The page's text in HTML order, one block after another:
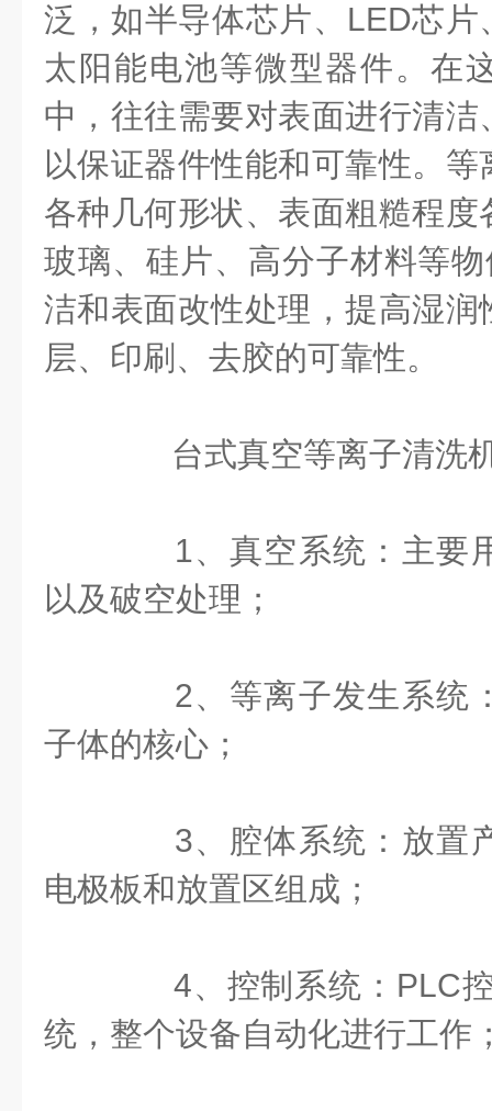
泛，如半导体芯片、LED芯片
太阳能电池等微型器件。在
中，往往需要对表面进行清
以保证器件性能和可靠性。
各种几何形状、表面粗糙程
玻璃、硅片、高分子材料等
洁和表面改性处理，提高湿
层、印刷、去胶的可靠性。
台式真空等离子清洗
1、真空系统：主要
以及破空处理；
2、等离子发生系统
子体的核心；
3、腔体系统：放置
电极板和放置区组成；
4、控制系统：PLC控
统，整个设备自动化进行工作